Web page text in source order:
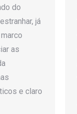
do
já
as
e claro